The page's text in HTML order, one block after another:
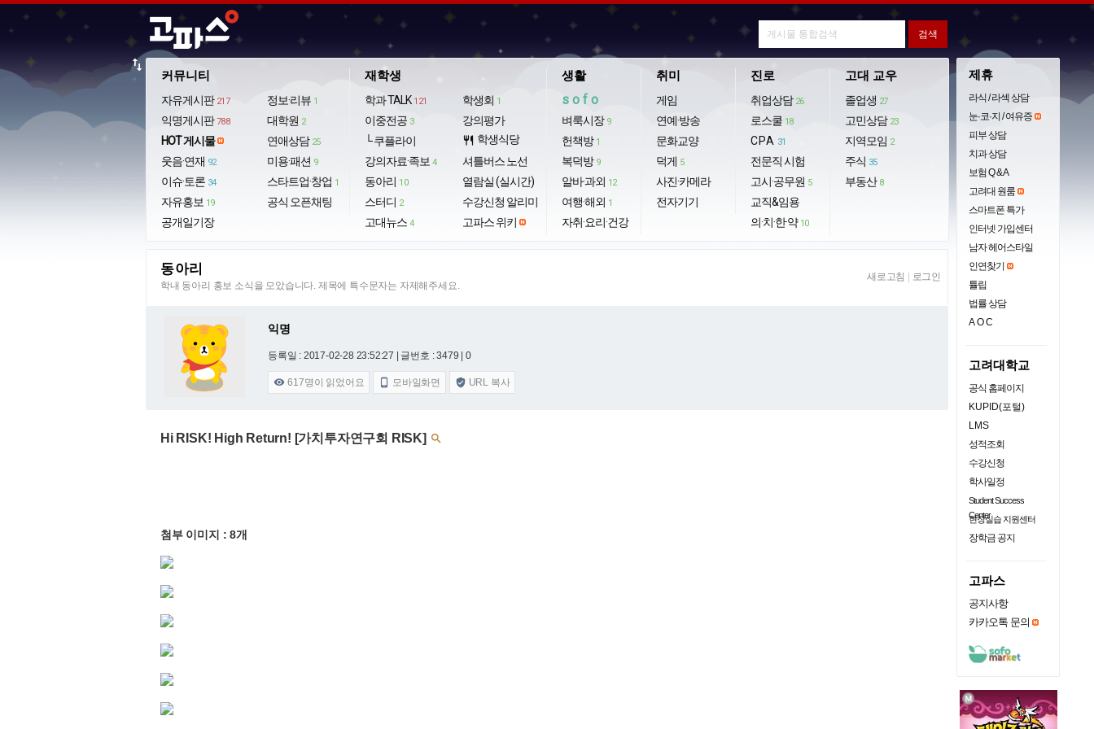
커뮤니티
자유게시판 217
익명게시판 788
HOT 게시물
웃음·연재 92
이슈·토론 34
자유홍보 19
공개일기장
정보·리뷰 1
대학원 2
연애상담 25
미용·패션 9
스타트업·창업 1
공식 오픈채팅
재학생
학과 TALK 121
이중전공 3
└ 쿠플라이
강의자료·족보 4
동아리 10
스터디 2
고대뉴스 4
학생회 1
강의평가
restaurant 학생식당
셔틀버스 노선
열람실 (실시간)
수강신청 알리미
고파스 위키
생활
sofo
벼룩시장 9
헌책방 1
복덕방 9
알바·과외 12
여행·해외 1
자취·요리·건강
취미
게임
연예·방송
문화교양
덕게 5
사진·카메라
전자기기
진로
취업상담 26
로스쿨 18
CPA 31
전문직 시험
고시·공무원 5
교직&임용
의·치·한·약 10
고대 교우
졸업생 27
고민상담 23
지역모임 2
주식 35
부동산 8
import_export
동아리
학내 동아리 홍보 소식을 모았습니다. 제목에 특수문자는 자제해주세요.
새로고침 로그인
익명
등록일 : 2017-02-28 23:52:27 | 글번호 : 3479 | 0
 617명이 읽었어요  모바일화면  URL 복사
Hi RISK! High Return! [가치투자연구회 RISK] 
첨부 이미지 : 8개
제휴
라식 / 라섹 상담
눈·코·지 / 여유증
피부 상담
치과 상담
보험 Q & A
고려대 원룸
스마트폰 특가
인터넷 가입센터
남자 헤어스타일
인연찾기
튤립
법률 상담
AOC
고려대학교
공식 홈페이지
KUPID(포털)
LMS
성적조회
수강신청
학사일정
Student Success
Center
현장실습 지원센터
장학금 공지
고파스
공지사항
카카오톡 문의